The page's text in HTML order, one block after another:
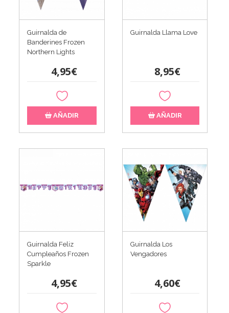
Guirnalda de
Banderines Frozen
Northern Lights
4,95€
AÑADIR
Guirnalda Llama Love
8,95€
AÑADIR
Guirnalda Feliz
Cumpleaños Frozen
Sparkle
4,95€
Guirnalda Los
Vengadores
4,60€